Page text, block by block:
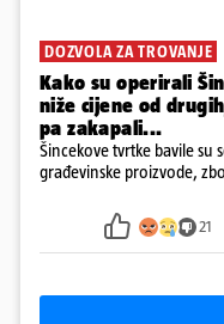
DOZVOLA ZA TROVANJE
Kako su operirali
niže cijene od
pa zakapali...
Šincekove tvrtke bavile su
građevinske proizvode,
21